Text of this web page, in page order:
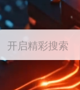
开启精彩搜索